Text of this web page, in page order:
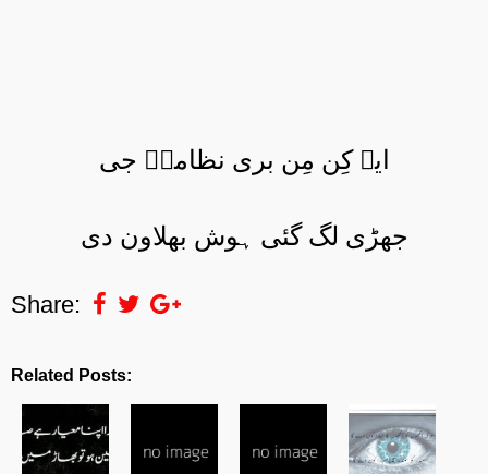
ایہ کِن مِن بری نظامیؔ جی
جھڑی لگ گئی ہوش بھلاون دی
Share:
Related Posts: